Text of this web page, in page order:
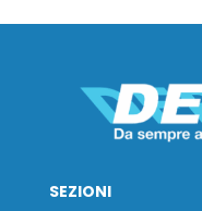
SEZIONI